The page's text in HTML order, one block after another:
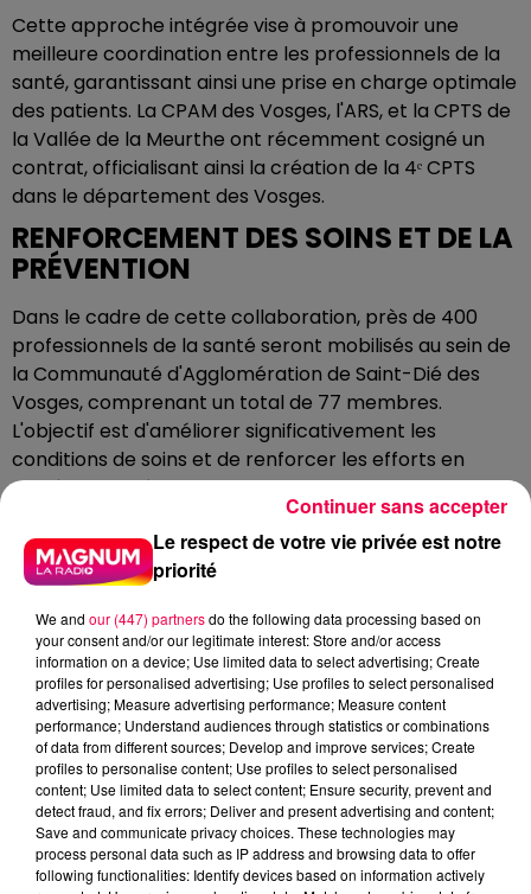
Cette approche intégrée vise à promouvoir une
meilleure coordination entre les professionnels de la
santé, garantissant ainsi une prise en charge optimale
des patients. La CPAM des Vosges, l'ARS, et la CPTS de
la Vallée de la Meurthe ont récemment cosigné un
contrat, officialisant ainsi la création de la 4ᵉ CPTS
dans le département des Vosges.
RENFORCEMENT DES SOINS ET DE LA
PRÉVENTION
Dans le cadre de cette collaboration, près de 400
professionnels de la santé seront mobilisés au sein de
la Communauté d'Agglomération de Saint-Dié des
Vosges, comprenant un total de 77 membres.
L'objectif est d'améliorer significativement les
conditions de soins et de renforcer les efforts en
matière de prévention. Cette initiative marque un pas
crucial vers une meilleure accessibilité aux soins de
qualité pour l'ensemble de la population, contribuant
ainsi à l'établissement d'une santé renforcée dans la
Cette collaboration entre la CPAM des Vosges, l'ARS,
et la CPTS de la Vallée de la Meurthe illustre
l'engagement commun en faveur de l'amélioration du
système de santé local et de la lutte contre les défis
persistants liés aux déserts médicaux. Unis dans cette
démarche, ces acteurs majeurs posent les bases
d'une approche collaborative et intégrée en matière
de santé, visant à garantir le bien-être de la
population vosgienne.
Le respect de votre vie privée est notre
priorité
We and our (447) partnersdo the following data processing based on
your consent and/or our legitimate interest: Store and/or access
information on a device; Use limited data to select advertising; Create
profiles for personalised advertising; Use profiles to select personalised
advertising; Measure advertising performance; Measure content
performance; Understand audiences through statistics or combinations
of data from different sources; Develop and improve services; Create
profiles to personalise content; Use profiles to select personalised
content; Use limited data to select content; Ensure security, prevent and
detect fraud, and fix errors; Deliver and present advertising and content;
Save and communicate privacy choices. These technologies may
process personal data such as IP address and browsing data to offer
following functionalities: Identify devices based on information actively
Continuer sans accepter